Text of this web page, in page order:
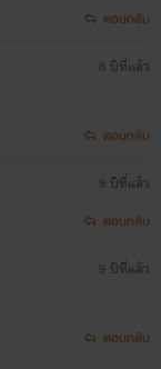
ตอบกลับ
8 ปีที่แล้ว
ตอบกลับ
9 ปีที่แล้ว
ตอบกลับ
9 ปีที่แล้ว
ตอบกลับ